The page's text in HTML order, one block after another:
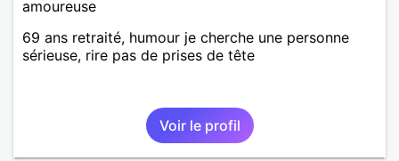
amoureuse
69 ans retraité, humour je cherche une personne
sérieuse, rire pas de prises de tête
Voir le profil